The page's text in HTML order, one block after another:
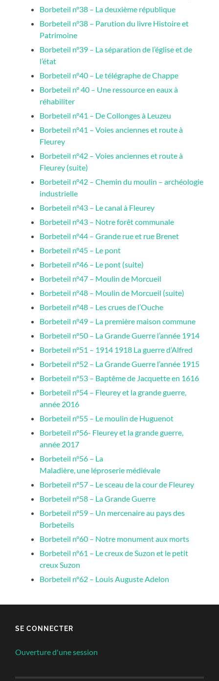
Borbeteil n°38 – La deuxième république
Borbeteil n°38 – Parution du livre Histoire et
Patrimoine
Borbeteil n°39 – La séparation de l’église et de
l’état
Borbeteil n°40 – Le télégraphe de Chappe
Borbeteil n° 40 – Une ressource en eaux à
réhabiliter
Borbeteil n°41 – De Collonges à Leuzeu
Borbeteil n°41 – Voies anciennes et route à
Fleurey
Borbeteil n°42 – Voies anciennes et route à
Fleurey (suite)
Borbeteil n°42 – Chemin du moulin – archéologie
industrielle
Borbeteil n°43 – Le canal à Fleurey
Borbeteil n°43 – Notre forêt communale
Borbeteil n°44 – Grande rue et rue Brenet
Borbeteil n°45 – Le pont
Borbeteil n°46 – Le pont (suite)
Borbeteil n°47 – Moulin de Morcueil
Borbeteil n°48 – Moulin de Morcueil (suite)
Borbeteil n°48 – Les crues de l’Ouche
Borbeteil n°49 – La première maison commune
Borbeteil n°50 – La Grande Guerre l’année 1914
Borbeteil n°51 – 1914 1918 La guerre d’Alfred
Borbeteil n°52 – La Grande Guerre l’année 1915
Borbeteil n°53 – Baptême de Jacquette en 1616
Borbeteil n°54 – Fleurey et la grande guerre,
année 2016
Borbeteil n°55 – Le moulin de Huguenot
Borbeteil n°56- Fleurey et la grande guerre,
année 2017
Borbeteil n°56 – La
Maladière, une léproserie médiévale
Borbeteil n°57 – Le sceau de la cour de Fleurey
Borbeteil n°58 – La Grande Guerre
Borbeteil n°59 – Un mercenaire au pays des
Borbeteils
Borbeteil n°60 – Notre monument aux morts
Borbeteil n°61 – Le creux de Suzon et le petit
creux Suzon
Borbeteil n°62 – Louis Auguste Adelon
SE CONNECTER
Ouverture d'une session